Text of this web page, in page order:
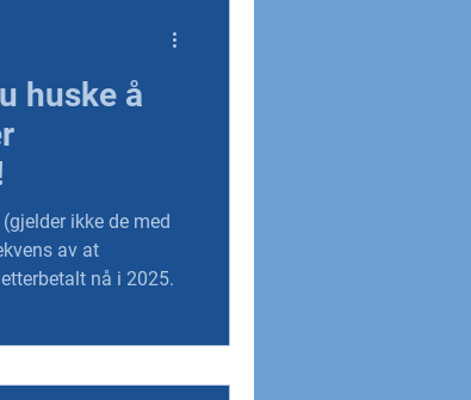
Stat
huske å
ikke de med
av at
nå i 2025.